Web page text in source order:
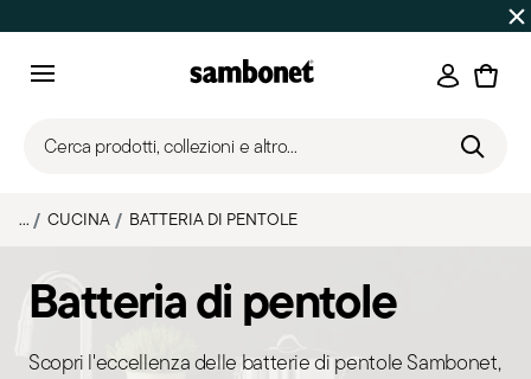
Fino al -50% | Ordini dal 7 al 16 agosto:
Accedi
Cerca prodotti, collezioni e altro...
... CUCINA BATTERIA DI PENTOLE
Batteria di pentole
Scopri l'eccellenza delle batterie di pentole Sambonet,